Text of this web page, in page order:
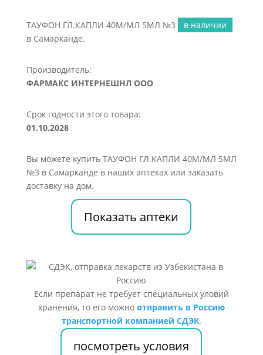
ТАУФОН ГЛ.КАПЛИ 40М/МЛ 5МЛ №3
в наличии
в Самарканде.
Производитель:
ФАРМАКС ИНТЕРНЕШНЛ ООО
Срок годности этого товара:
01.10.2028
Вы можете купить ТАУФОН ГЛ.КАПЛИ 40М/МЛ 5МЛ
№3 в Самарканде в наших аптеках или заказать
доставку на дом.
Показать аптеки
Если препарат не требует специальных уловий
хранения, то его можно отправить в Россию
транспортной компанией СДЭК.
посмотреть условия